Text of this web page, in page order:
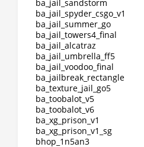
ba_jail_sandstorm
ba_jail_spyder_csgo_v1
ba_jail_summer_go
ba_jail_towers4_final
ba_jail_alcatraz
ba_jail_umbrella_ff5
ba_jail_voodoo_final
ba_jailbreak_rectangle
ba_texture_jail_go5
ba_toobalot_v5
ba_toobalot_v6
ba_xg_prison_v1
ba_xg_prison_v1_sg
bhop_1n5an3